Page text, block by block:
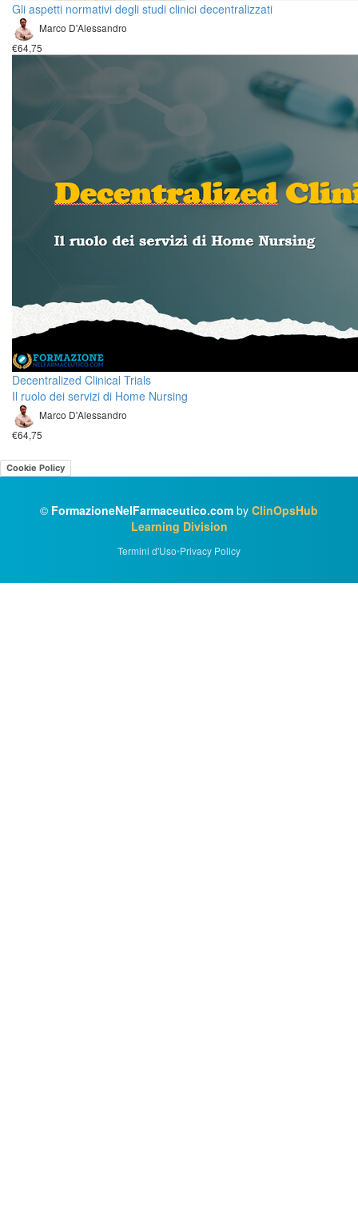
Gli aspetti normativi degli studi clinici decentralizzati
Marco D'Alessandro
€64,75
Decentralized Clinical Trials
Il ruolo dei servizi di Home Nursing
Marco D'Alessandro
€64,75
Cookie Policy
© FormazioneNelFarmaceutico.com by ClinOpsHub
Learning Division
Termini d'Uso•Privacy Policy